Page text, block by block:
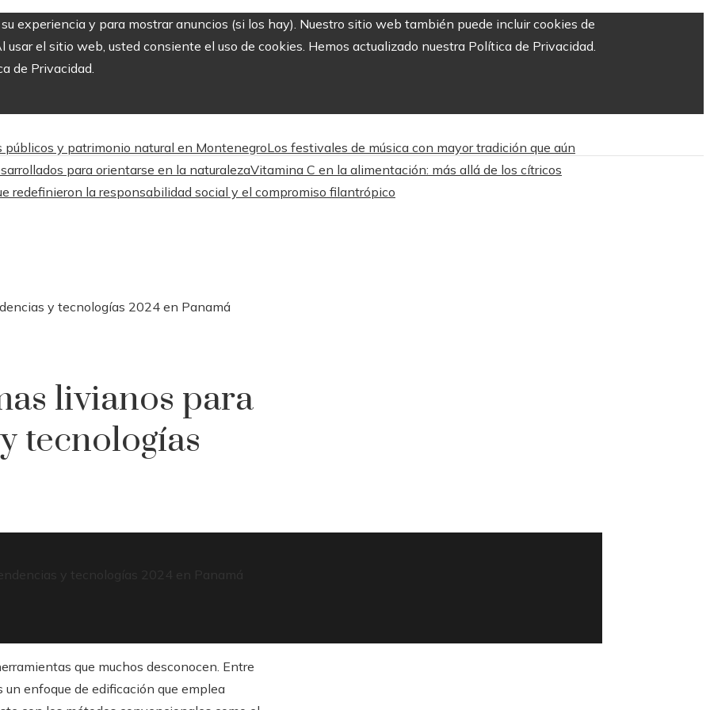
experiencia y para mostrar anuncios (si los hay). Nuestro sitio web también puede incluir cookies de
el sitio web, usted consiente el uso de cookies. Hemos actualizado nuestra Política de Privacidad.
de Privacidad.
y patrimonio natural en MontenegroLos festivales de música con mayor tradición que aún
para orientarse en la naturalezaVitamina C en la alimentación: más allá de los cítricos
redefinieron la responsabilidad social y el compromiso filantrópico
y tecnologías 2024 en Panamá
livianos para
tecnologías
que muchos desconocen. Entre
un enfoque de edificación que emplea